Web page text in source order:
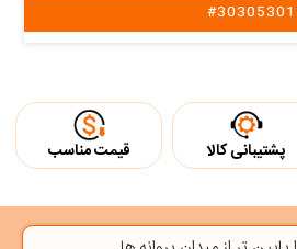
پشتیبانی کالا قیمت مناسب